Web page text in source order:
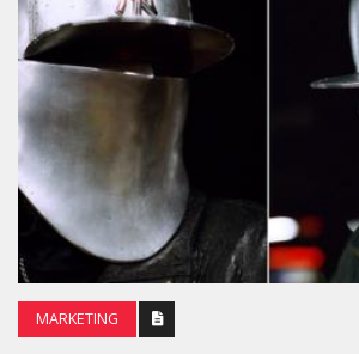
MARKETING